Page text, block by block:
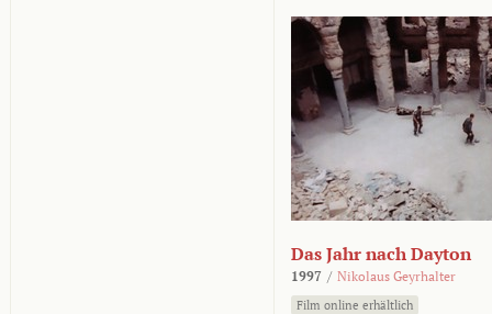
Das Jahr nach Dayton
1997 / Nikolaus Geyrhalter
Film online erhältlich